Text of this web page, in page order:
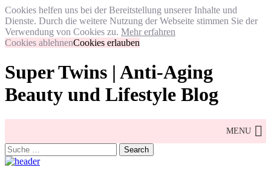
Cookies helfen uns bei der Bereitstellung unserer Inhalte und
Dienste. Durch die weitere Nutzung der Webseite stimmen Sie der
Verwendung von Cookies zu. Mehr erfahren
Cookies ablehnenCookies erlauben
Skip
to
content
Super Twins | Anti-Aging
Beauty und Lifestyle Blog
MENU
Search
for: